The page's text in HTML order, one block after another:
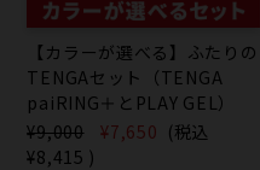
【カラーが選べる】ふたりの
TENGAセット（TENGA
paiRING＋とPLAY GEL）
¥9,000
¥7,650 (税込
¥8,415 )